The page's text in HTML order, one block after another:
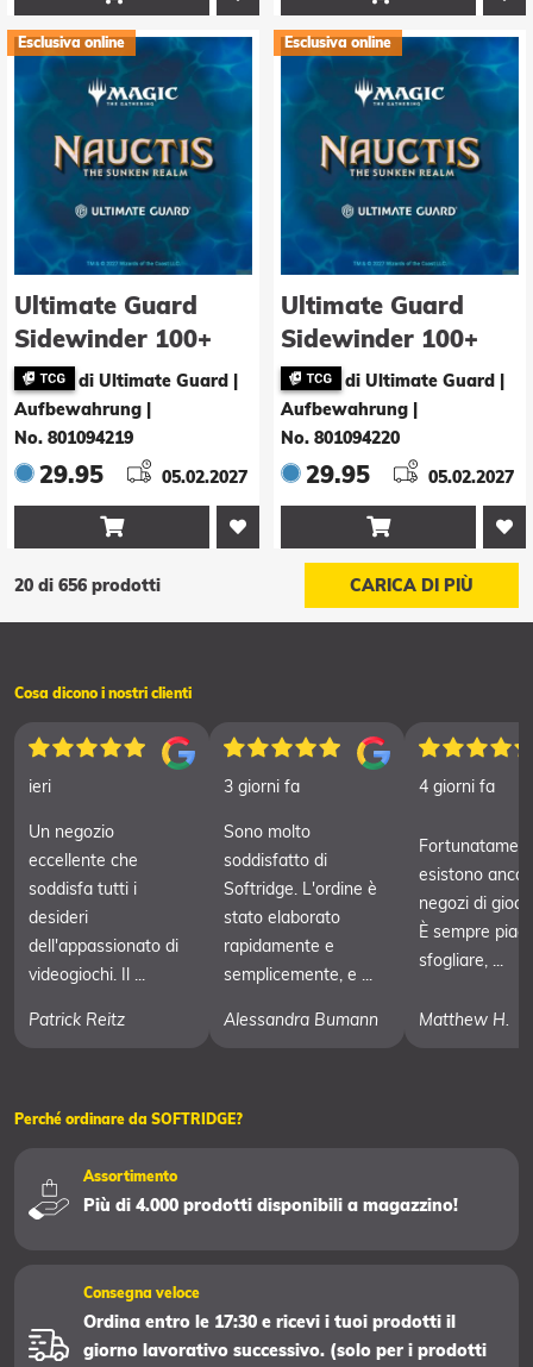
Esclusiva online
Ultimate Guard
Sidewinder 100+
Xenoskin Magic:
The Gathering
"Nauctis: The
Sunken Realm" -
Artifact Mythic 2
di Ultimate Guard |
Aufbewahrung
No. 801094219
29.95 05.02.2027

Esclusiva online
Ultimate Guard
Sidewinder 100+
Xenoskin Magic:
The Gathering
"Nauctis: The
Sunken Realm" -
Artifact Mythic 3
di Ultimate Guard |
Aufbewahrung
No. 801094220
29.95 05.02.2027

20 di 656 prodotti CARICA DI PIÙ
Cosa dicono i nostri clienti
ieri
Un negozio
eccellente che
soddisfa tutti i
desideri
dell'appassionato di
videogiochi. Il ...
Patrick Reitz
3 giorni fa
Sono molto
soddisfatto di
Softridge. L'ordine è
stato elaborato
rapidamente e
semplicemente, e ...
Alessandra Bumann
4 giorni fa
esistono
negozi di
È sempre
sfogliare, ...
Matthew H.
Perché ordinare da SOFTRIDGE?
Assortimento
Più di 4.000 prodotti disponibili a magazzino!
Consegna veloce
Ordina entro le 17:30 e ricevi i tuoi prodotti il
giorno lavorativo successivo. (solo per i prodotti